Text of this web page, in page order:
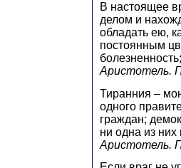
В настоящее
делом и
обладать ею,
постоянным
Аристотель.
Тиранния –
одного
граждан;
ни одна из них
Аристотель.